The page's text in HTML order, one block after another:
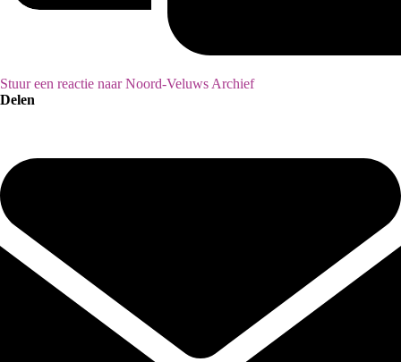
Stuur een reactie naar Noord-Veluws Archief
Delen